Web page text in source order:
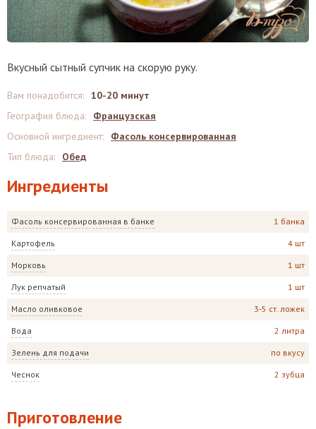
Вкусный сытный супчик на скорую руку.
Ингредиенты
Фасоль консервированная в банке 1 банка
Картофель 4 шт
Морковь 1 шт
Лук репчатый 1 шт
Масло оливковое 3-5 ст. ложек
Вода 2 литра
Зелень для подачи по вкусу
Чеснок 2 зубца
Вам понадобится: 10-20 минут
География блюда:
Французская
Основной ингредиент:
Фасоль консервированная
Тип блюда: Обед
Приготовление